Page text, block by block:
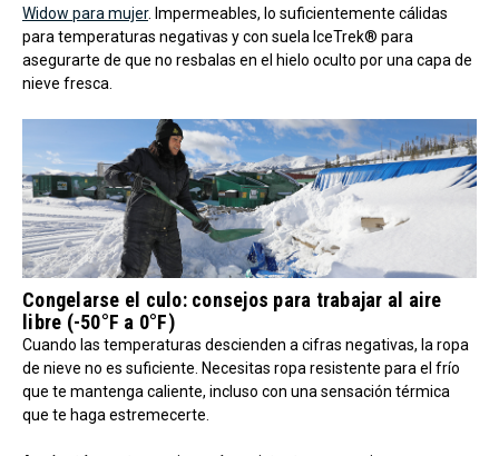
Widow para mujer. Impermeables, lo suficientemente cálidas
para temperaturas negativas y con suela IceTrek® para
asegurarte de que no resbalas en el hielo oculto por una capa de
nieve fresca.
Congelarse el culo: consejos para trabajar al aire
libre (-50°F a 0°F)
Cuando las temperaturas descienden a cifras negativas, la ropa
de nieve no es suficiente. Necesitas ropa resistente para el frío
que te mantenga caliente, incluso con una sensación térmica
que te haga estremecerte.